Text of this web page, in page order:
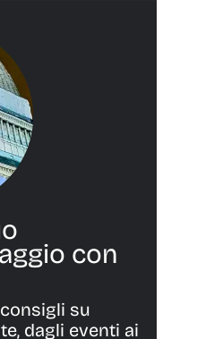
con
su
dagli eventi ai